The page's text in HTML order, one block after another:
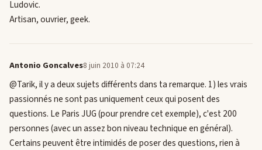
Ludovic.
Artisan, ouvrier, geek.
Antonio Goncalves8 juin 2010 à 07:24
@Tarik, il y a deux sujets différents dans ta remarque. 1) les vrais
passionnés ne sont pas uniquement ceux qui posent des
questions. Le Paris JUG (pour prendre cet exemple), c'est 200
personnes (avec un assez bon niveau technique en général).
Certains peuvent être intimidés de poser des questions, rien à